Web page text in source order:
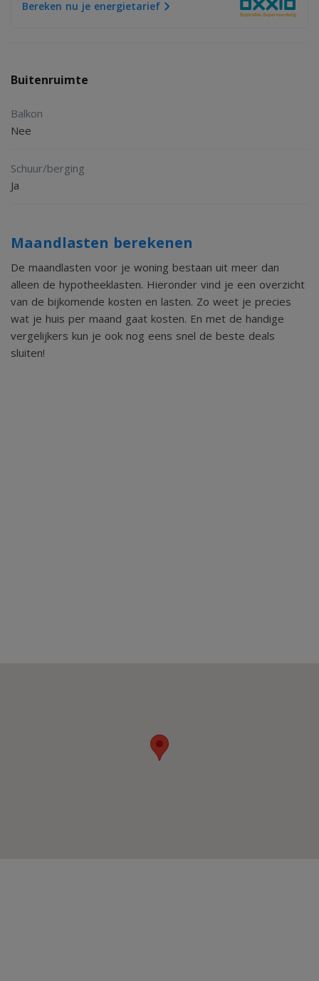
Bereken nu je energietarief
Buitenruimte
Balkon
Nee
Schuur/berging
Ja
Maandlasten berekenen
De maandlasten voor je woning bestaan uit meer dan
alleen de hypotheeklasten. Hieronder vind je een overzicht
van de bijkomende kosten en lasten. Zo weet je precies
wat je huis per maand gaat kosten. En met de handige
vergelijkers kun je ook nog eens snel de beste deals
sluiten!